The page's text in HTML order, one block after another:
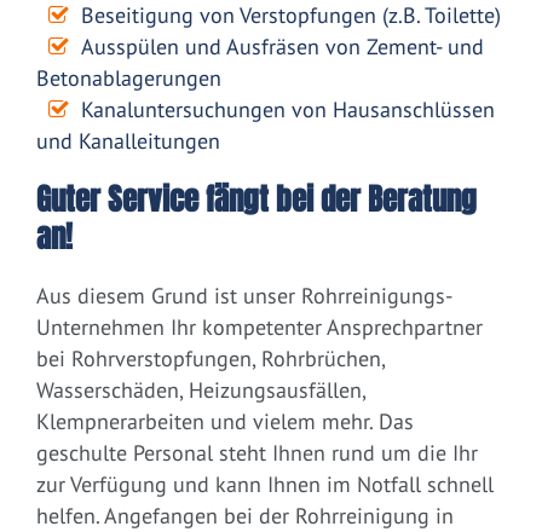
Beseitigung von Verstopfungen (z.B. Toilette)
Ausspülen und Ausfräsen von Zement- und
Betonablagerungen
Kanaluntersuchungen von Hausanschlüssen
und Kanalleitungen
Guter Service fängt bei der Beratung
an!
Aus diesem Grund ist unser Rohrreinigungs-
Unternehmen Ihr kompetenter Ansprechpartner
bei Rohrverstopfungen, Rohrbrüchen,
Wasserschäden, Heizungsausfällen,
Klempnerarbeiten und vielem mehr. Das
geschulte Personal steht Ihnen rund um die Ihr
zur Verfügung und kann Ihnen im Notfall schnell
helfen. Angefangen bei der Rohrreinigung in